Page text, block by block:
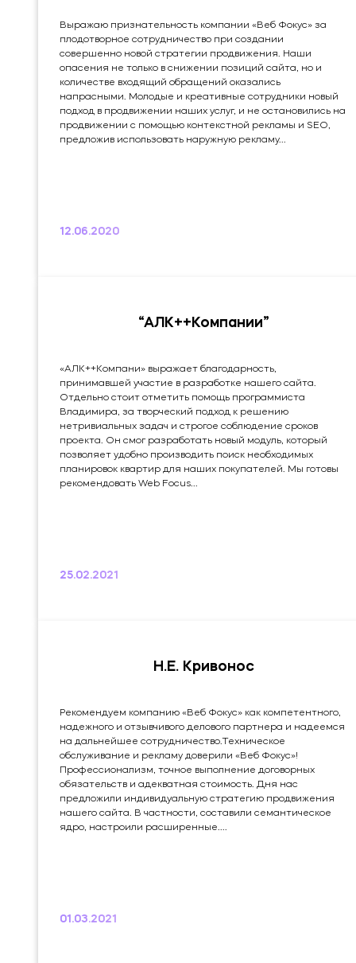
Выражаю признательность компании «Веб Фокус» за
плодотворное сотрудничество при создании
совершенно новой стратегии продвижения. Наши
опасения не только в снижении позиций сайта, но и
количестве входящий обращений оказались
напрасными. Молодые и креативные сотрудники новый
подход в продвижении наших услуг, и не остановились на
продвижении с помощью контекстной рекламы и SEO,
предложив использовать наружную рекламу...
12.06.2020
“АЛК++Компании”
«АЛК++Компани» выражает благодарность,
принимавшей участие в разработке нашего сайта.
Отдельно стоит отметить помощь программиста
Владимира, за творческий подход к решению
нетривиальных задач и строгое соблюдение сроков
проекта. Он смог разработать новый модуль, который
позволяет удобно производить поиск необходимых
планировок квартир для наших покупателей. Мы готовы
рекомендовать Web Focus...
25.02.2021
Н.Е. Кривонос
Рекомендуем компанию «Веб Фокус» как компетентного,
надежного и отзывчивого делового партнера и надеемся
на дальнейшее сотрудничество.Техническое
обслуживание и рекламу доверили «Веб Фокус»!
Профессионализм, точное выполнение договорных
обязательств и адекватная стоимость. Дня нас
предложили индивидуальную стратегию продвижения
нашего сайта. В частности, составили семантическое
ядро, настроили расширенные....
01.03.2021